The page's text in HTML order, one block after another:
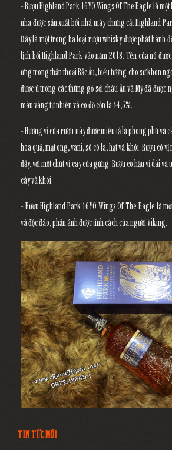
- Rượu Highland Park 16YO Wings Of The Eagle là
nha được sản xuất bởi nhà máy chưng cất Highland
Đây là một trong ba loại rượu whisky được phát hành
lịch bởi Highland Park vào năm 2018. Tên của nó
ưng trong thần thoại Bắc Âu, biểu tượng cho sự khôn
được ủ trong các thùng gỗ sồi châu Âu và Mỹ đã được
màu vàng tự nhiên và có độ cồn là 44,5%.
- Hương vị của rượu này được miêu tả là phong phú và
hoa quả, mật ong, vani, sô cô la, hạt và khói. Rượu có
đầy, với một chút vị cay của gừng. Rượu có hậu vị dài
cây và khói.
- Rượu Highland Park 16YO Wings Of The Eagle là
và độc đáo, phản ánh được tính cách của người Viking.
TIN TỨC MỚI